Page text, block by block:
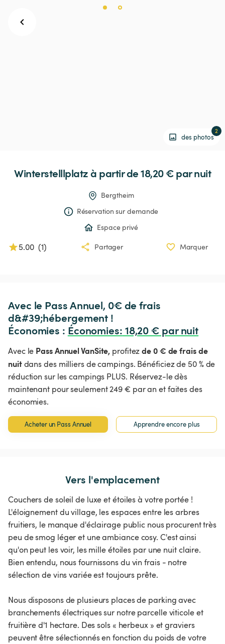
des photos
2
Winterstelllplatz à partir de 18,20 € par nuit
Bergtheim
Réservation sur demande
Espace privé
5.00 (1) Partager Marquer
Avec le Pass Annuel, 0€ de frais
d&#39;hébergement !
Économies : Économies: 18,20 € par nuit
Avec le Pass Annuel VanSite, profitezde 0 € de frais de
nuitdans des milliers de campings. Bénéficiez de 50 % de
réduction sur les campings PLUS. Réservez-le dès
maintenant pour seulement 249 € par an et faites des
économies.
Acheter un Pass Annuel Apprendre encore plus
Vers l'emplacement
Couchers de soleil de luxe et étoiles à votre portée !
L'éloignement du village, les espaces entre les arbres
fruitiers, le manque d'éclairage public nous procurent très
peu de smog léger et une ambiance cosy. C'est ainsi
qu'on peut les voir, les mille étoiles par une nuit claire.
Bien entendu, nous fournissons du vin frais - notre
sélection de vins variée est toujours prête.
Nous disposons de plusieurs places de parking avec
branchements électriques sur notre parcelle viticole et
fruitière d'1 hectare. Des sols « herbeux » et graviers
peuvent être sélectionnés en fonction du poids de votre